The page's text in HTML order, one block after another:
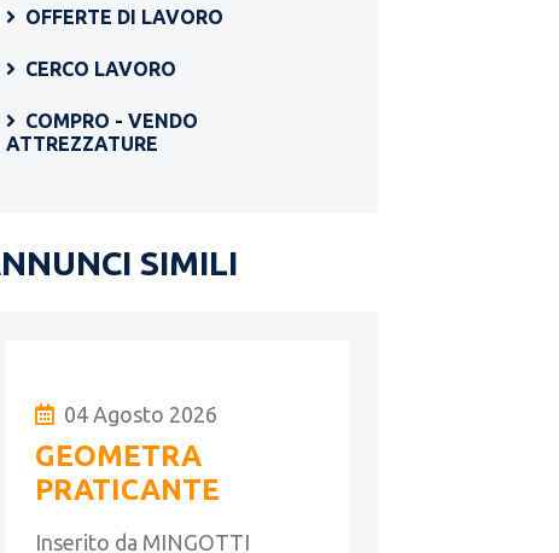
OFFERTE DI LAVORO
CERCO LAVORO
COMPRO - VENDO
ATTREZZATURE
SIMILI
04 Agosto 2026
GEOMETRA
PRATICANTE
Inserito da MINGOTTI